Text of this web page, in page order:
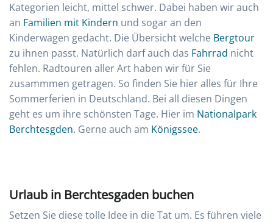
Kategorien leicht, mittel schwer. Dabei haben wir auch
an Familien mit Kindern und sogar an den
Kinderwagen gedacht. Die Übersicht welche Bergtour
zu ihnen passt. Natürlich darf auch das Fahrrad nicht
fehlen. Radtouren aller Art haben wir für Sie
zusammmen getragen. So finden Sie hier alles für Ihre
Sommerferien in Deutschland. Bei all diesen Dingen
geht es um ihre schönsten Tage. Hier im Nationalpark
Berchtesgden. Gerne auch am Königssee.
Urlaub in Berchtesgaden buchen
Setzen Sie diese tolle Idee in die Tat um. Es führen viele